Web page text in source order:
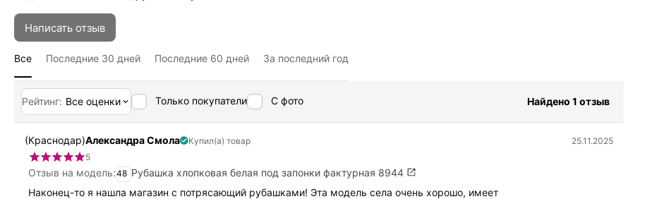
Написать отзыв
Все Последние 30 дней Последние 60 дней За последний год
Рейтинг: Все оценки Только покупатели С фото Найдено 1 отзыв
Александра Смола
(Краснодар) Купил(а) товар
25.11.2025
5
Отзыв на модель:48 Рубашка хлопковая белая под запонки фактурная 8944
Наконец-то я нашла магазин с потрясающий рубашками! Эта модель села очень хорошо, имеет